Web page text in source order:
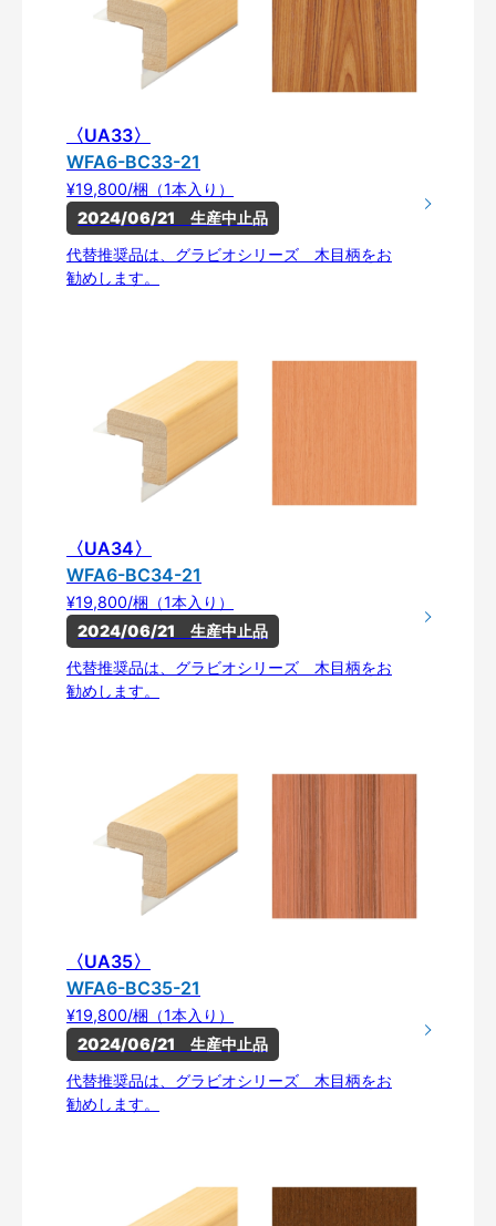
〈UA33〉
WFA6-BC33-21
¥19,800/梱（1本入り）
2024/06/21　生産中止品
代替推奨品は、グラビオシリーズ 木目柄をお
勧めします。
〈UA34〉
WFA6-BC34-21
¥19,800/梱（1本入り）
2024/06/21　生産中止品
代替推奨品は、グラビオシリーズ 木目柄をお
勧めします。
〈UA35〉
WFA6-BC35-21
¥19,800/梱（1本入り）
2024/06/21　生産中止品
代替推奨品は、グラビオシリーズ 木目柄をお
勧めします。